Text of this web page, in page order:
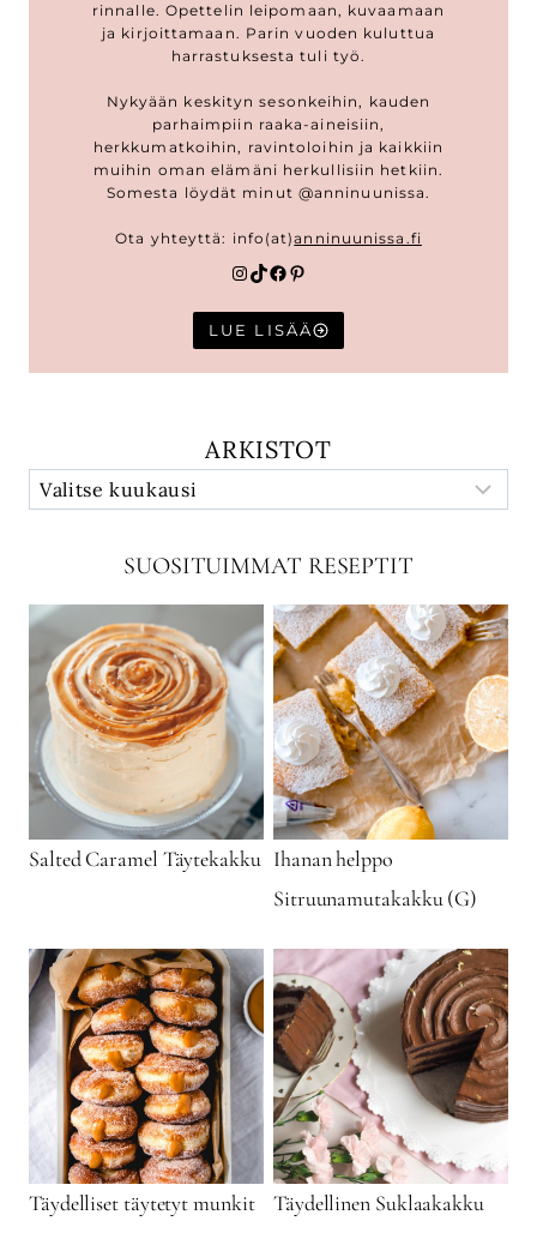
rinnalle. Opettelin leipomaan, kuvaamaan
ja kirjoittamaan. Parin vuoden kuluttua
harrastuksesta tuli työ.
Nykyään keskityn sesonkeihin, kauden
parhaimpiin raaka-aineisiin,
herkkumatkoihin, ravintoloihin ja kaikkiin
muihin oman elämäni herkullisiin hetkiin.
Somesta löydät minut @anninuunissa.
Ota yhteyttä: info(at)anninuunissa.fi
Instagram
TikTok
Facebook
Pinterest
LUE LISÄÄ
ARKISTOT
SUOSITUIMMAT RESEPTIT
Salted Caramel Täytekakku Ihanan helppo
Sitruunamutakakku (G)
Täydelliset täytetyt munkit Täydellinen Suklaakakku